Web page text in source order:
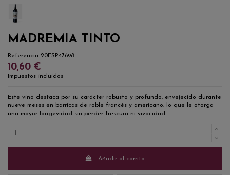
MADREMIA TINTO
Referencia 20ESP47698
10,60 €
Impuestos incluidos
Este vino destaca por su carácter robusto y profundo, envejecido durante
nueve meses en barricas de roble francés y americano, lo que le otorga
una mayor longevidad sin perder frescura ni vivacidad.
Añadir al carrito